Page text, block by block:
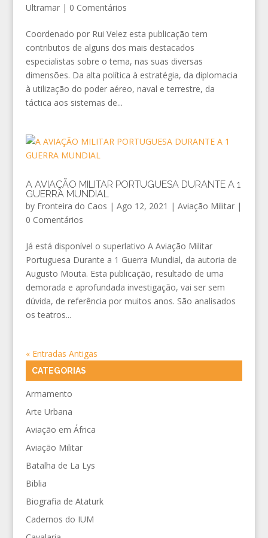
Ultramar| 0 Comentários
Coordenado por Rui Velez esta publicação tem
contributos de alguns dos mais destacados
especialistas sobre o tema, nas suas diversas
dimensões. Da alta política à estratégia, da diplomacia
à utilização do poder aéreo, naval e terrestre, da
táctica aos sistemas de...
A AVIAÇÃO MILITAR PORTUGUESA DURANTE A 1
GUERRA MUNDIAL
by Fronteira do Caos | Ago 12, 2021 | Aviação Militar|
0 Comentários
Já está disponível o superlativo A Aviação Militar
Portuguesa Durante a 1 Guerra Mundial, da autoria de
Augusto Mouta. Esta publicação, resultado de uma
demorada e aprofundada investigação, vai ser sem
dúvida, de referência por muitos anos. São analisados
os teatros...
« Entradas Antigas
CATEGORIAS
Armamento
Arte Urbana
Aviação em África
Aviação Militar
Batalha de La Lys
Biblia
Biografia de Ataturk
Cadernos do IUM